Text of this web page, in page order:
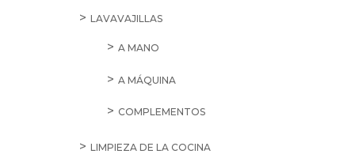
LAVAVAJILLAS
A MANO
A MÁQUINA
COMPLEMENTOS
LIMPIEZA DE LA COCINA